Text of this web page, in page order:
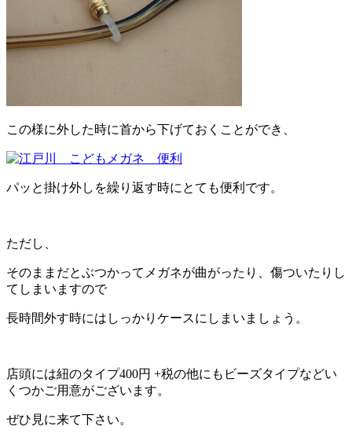
この様に外した時に首から下げておくことができ、
パッと掛け外しを繰り返す時にとても便利です。
ただし、
そのままだとぶつかってメガネが曲がったり、傷ついたりし
てしまいますので
長時間外す時にはしっかりケースにしまいましょう。
店頭には紐のタイプ400円 +税の他にもビーズタイプなどい
くつかご用意がございます。
ぜひ見に来て下さい。